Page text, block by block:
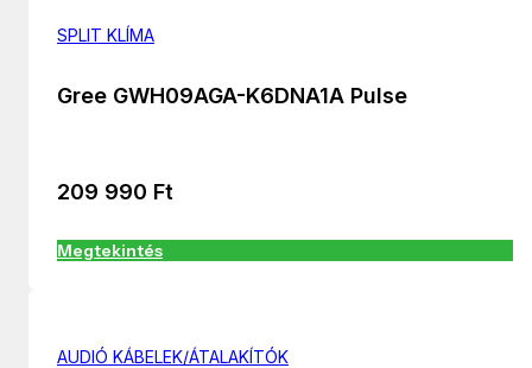
SPLIT KLÍMA
Gree GWH09AGA-K6DNA1A Pulse
209 990 Ft
Megtekintés
AUDIÓ KÁBELEK/ÁTALAKÍTÓK